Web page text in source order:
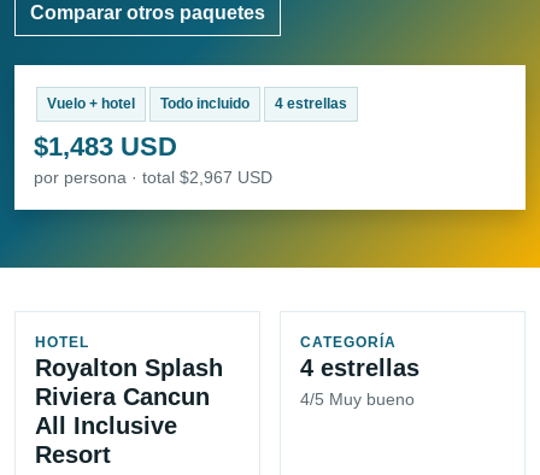
Comparar otros paquetes
Vuelo + hotel Todo incluido 4 estrellas
$1,483 USD
por persona · total $2,967 USD
HOTEL
Royalton Splash
Riviera Cancun
All Inclusive
Resort
CATEGORÍA
4 estrellas
4/5 Muy bueno